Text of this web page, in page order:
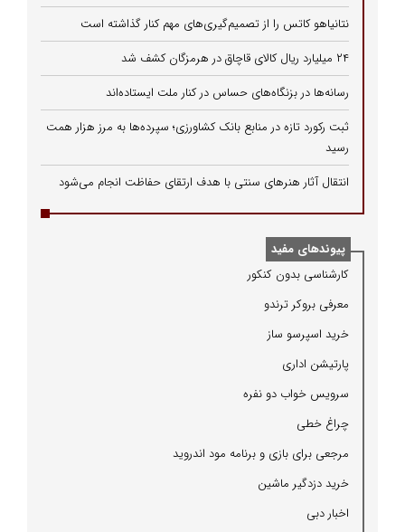
نتانیاهو کاتس را از تصمیم‌گیری‌های مهم کنار گذاشته است
۲۴ میلیارد ریال کالای قاچاق در هرمزگان کشف شد
رسانه‌ها در بزنگاه‌های حساس در کنار ملت ایستاده‌اند
ثبت رکورد تازه در منابع بانک کشاورزی؛ سپرده‌ها به مرز هزار همت
رسید
انتقال آثار هنرهای سنتی با هدف ارتقای حفاظت انجام می‌شود
پیوندهای مفید
كارشناسی بدون كنكور
معرفی بروكر ترندو
خرید اسپرسو ساز
پارتیشن اداری
سرویس خواب دو نفره
چراغ خطی
مرجعی برای بازی و برنامه مود اندروید
خرید دزدگیر ماشین
اخبار دبی